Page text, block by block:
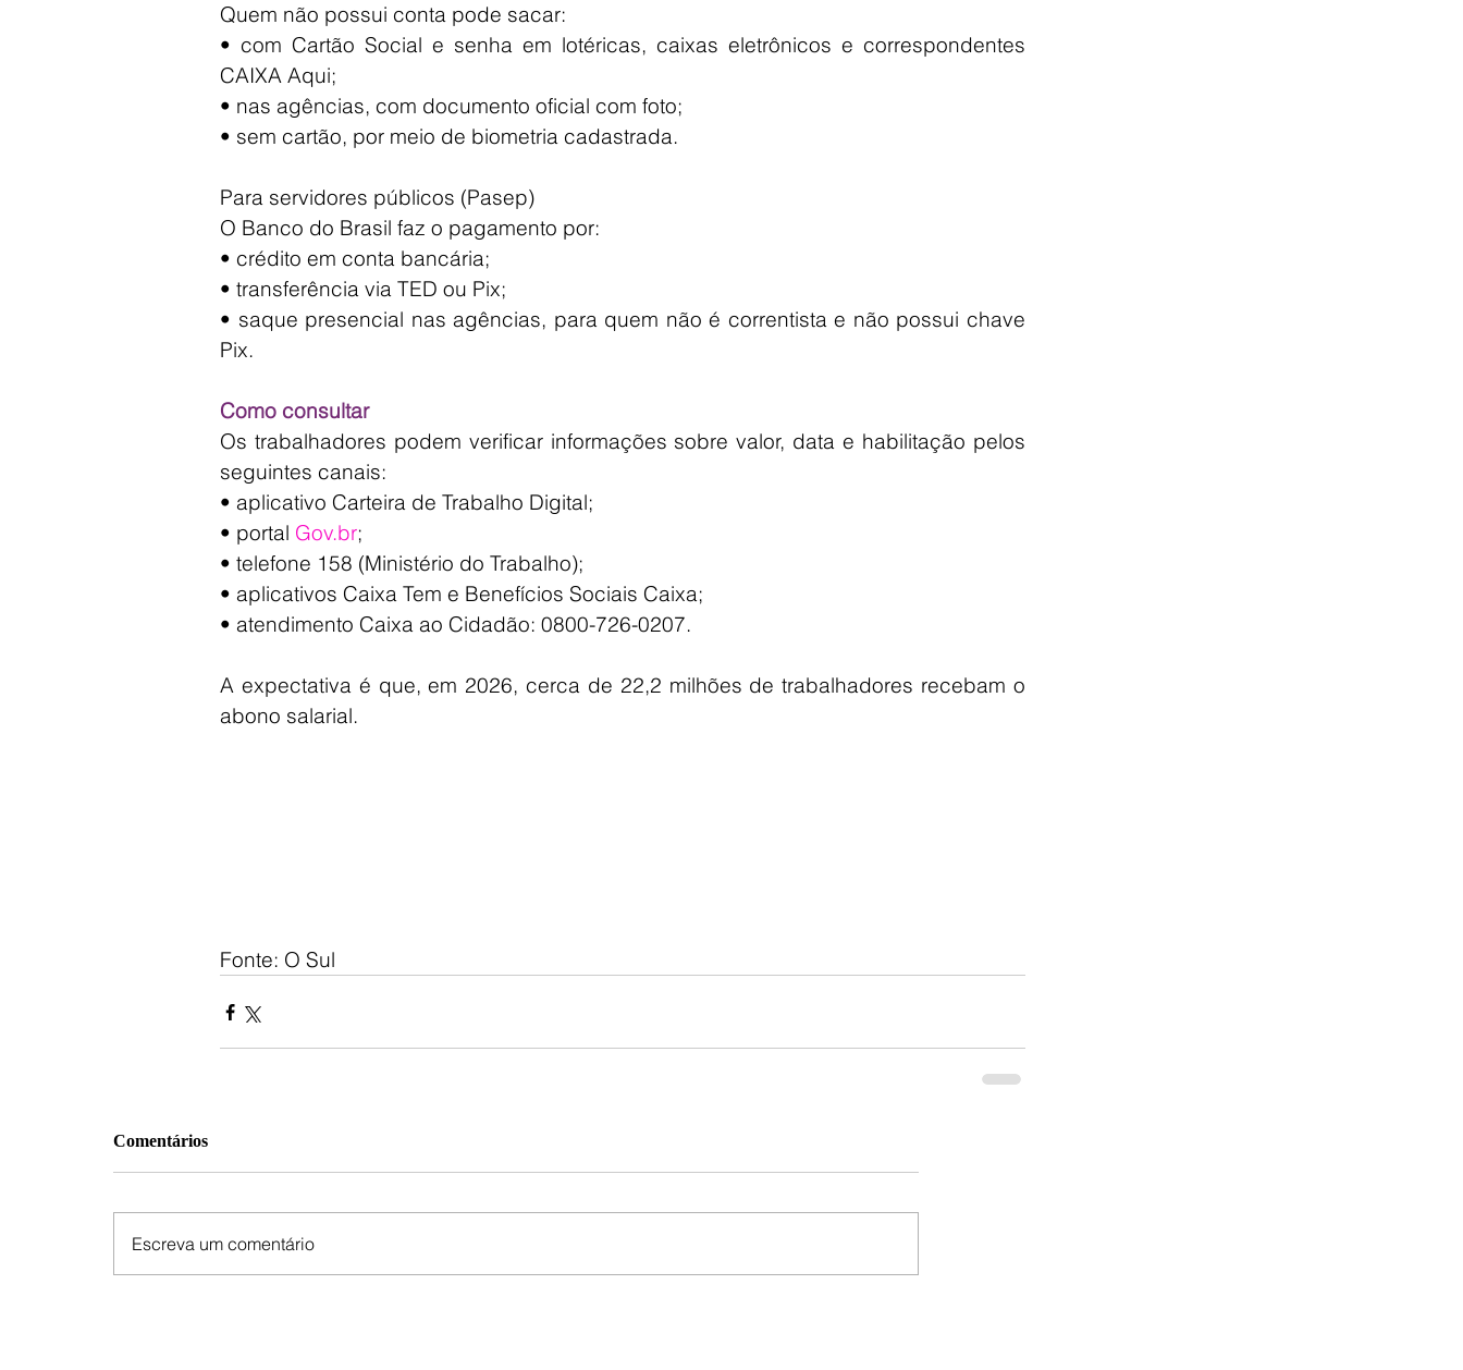
Quem não possui conta pode sacar:
• com Cartão Social e senha em lotéricas, caixas eletrônicos e correspondentes
CAIXA Aqui;
• nas agências, com documento oficial com foto;
• sem cartão, por meio de biometria cadastrada.
Para servidores públicos (Pasep)
O Banco do Brasil faz o pagamento por:
• crédito em conta bancária;
• transferência via TED ou Pix;
• saque presencial nas agências, para quem não é correntista e não possui chave
Pix.
Como consultar
Os trabalhadores podem verificar informações sobre valor, data e habilitação pelos
seguintes canais:
• aplicativo Carteira de Trabalho Digital;
• portal Gov.br;
• telefone 158 (Ministério do Trabalho);
• aplicativos Caixa Tem e Benefícios Sociais Caixa;
• atendimento Caixa ao Cidadão: 0800-726-0207.
A expectativa é que, em 2026, cerca de 22,2 milhões de trabalhadores recebam o
abono salarial.
Fonte: O Sul
Comentários
Escreva um comentário